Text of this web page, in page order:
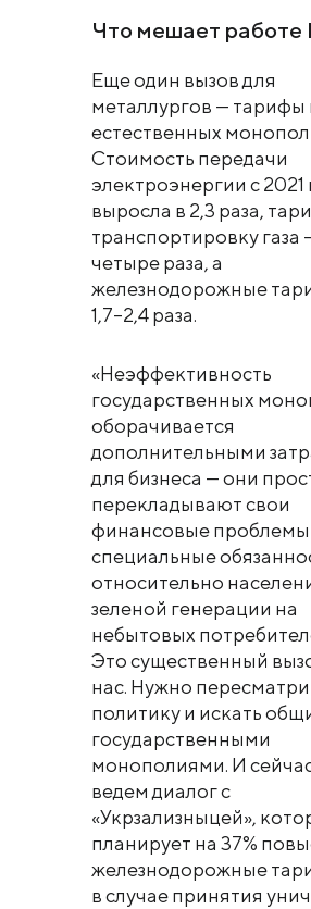
Что мешает
Еще один вызов для
металлургов — тарифы
естественных
Стоимость передачи
электроэнергии с 2021
выросла в 2,3 раза,
транспортировку газа
четыре раза, а
железнодорожные
1,7–2,4 раза.
«Неэффективность
государственных
оборачивается
дополнительными
для бизнеса — они
перекладывают свои
финансовые проблемы
специальные
относительно
зеленой генерации на
небытовых
Это существенный
нас. Нужно
политику и искать
государственными
монополиями. И
ведем диалог с
«Укрзализныцей»,
планирует на 37%
железнодорожные
в случае принятия